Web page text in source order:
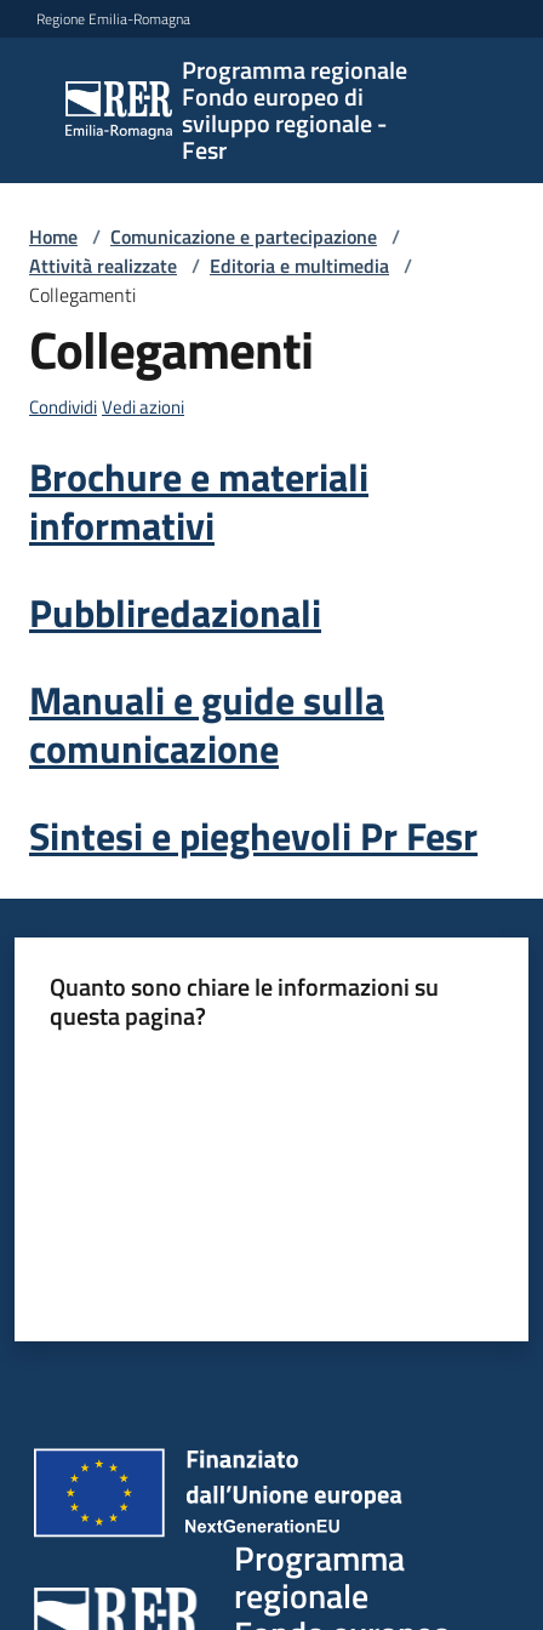
Vai al contenuto
Vai alla navigazione
Vai al footer
Regione Emilia-Romagna
Programma regionale
Fondo europeo di
sviluppo regionale -
Fesr
Programma
regionale
Fondo
europeo di
regionale -
Fesr
Novità
Programmi
e
strategie
Opportunità
Progetti
e
Servizi
Comunicazione
Home / Comunicazione e partecipazione /
Attività realizzate / Editoria e multimedia /
Collegamenti
Collegamenti
CondividiVedi azioni
Brochure e materiali
informativi
Pubbliredazionali
Manuali e guide sulla
comunicazione
Sintesi e pieghevoli Pr Fesr
Quanto sono chiare le informazioni su
questa pagina?
Programma
regionale